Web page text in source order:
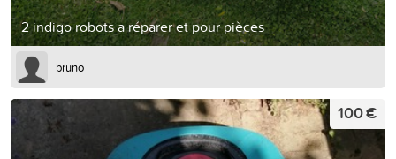
2 indigo robots a réparer et pour pièces
bruno
100 €